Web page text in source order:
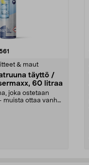
& maut
täyttö /
60 litraa
joka ostetaan
muista ottaa vanha